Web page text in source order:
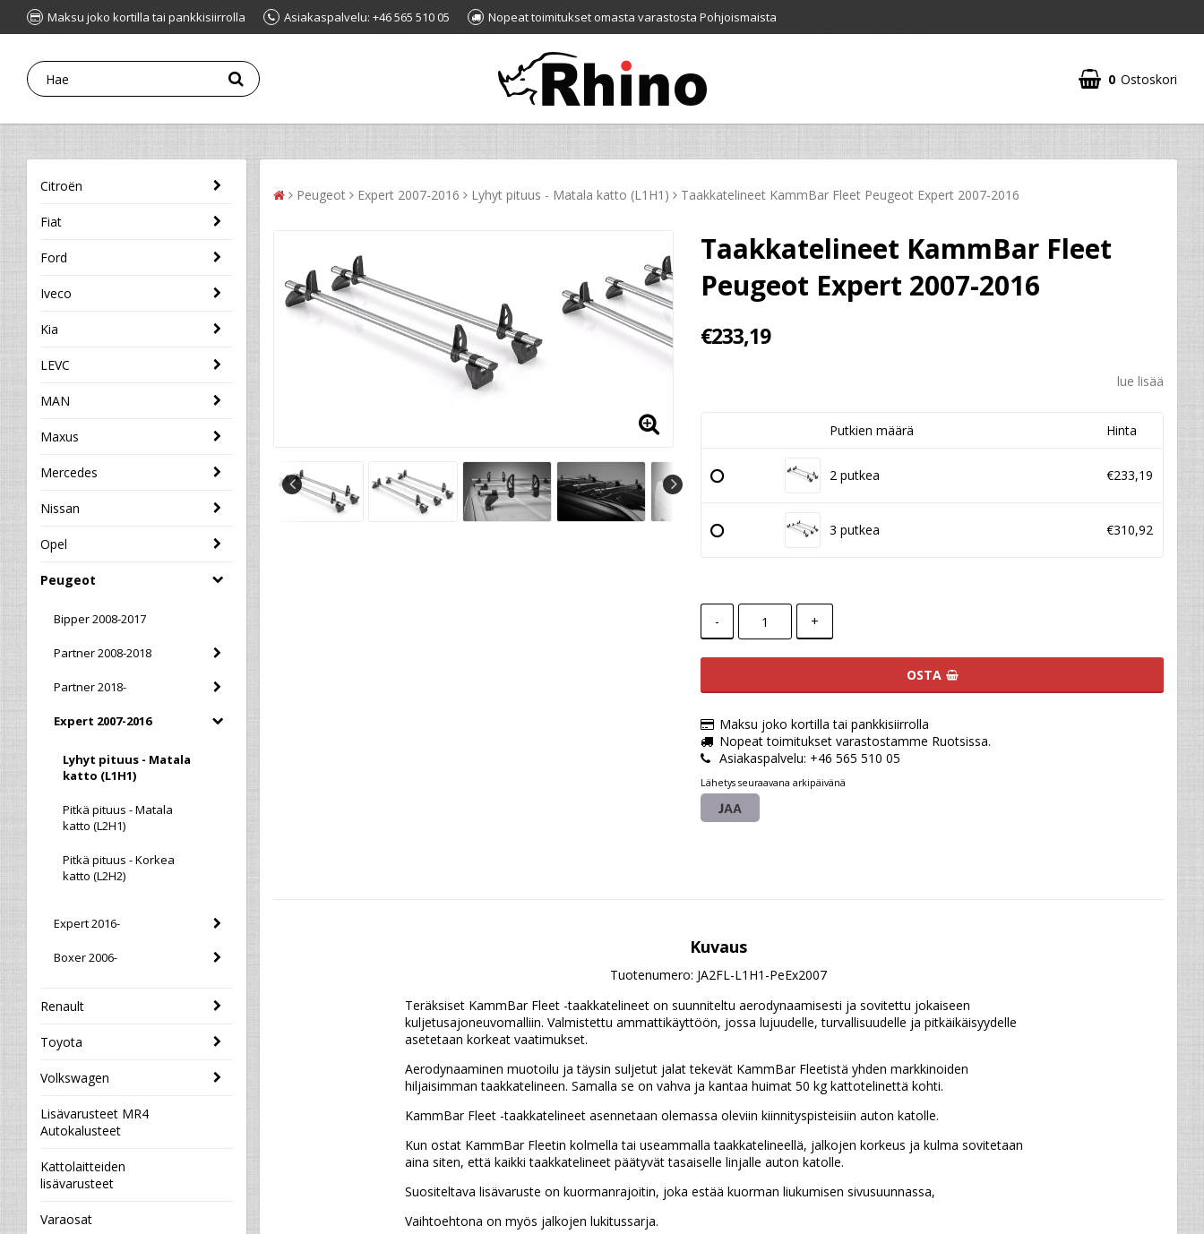
Maksu joko kortilla tai pankkisiirrolla Asiakaspalvelu: +46 565 510 05 Nopeat toimitukset omasta varastosta Pohjoismaista
0 Ostoskori
Citroën
Fiat
Ford
Iveco
Kia
LEVC
MAN
Maxus
Mercedes
Nissan
Opel
Peugeot
Bipper 2008-2017
Partner 2008-2018
Partner 2018-
Expert 2007-2016
Lyhyt pituus - Matala
katto (L1H1)
Pitkä pituus - Matala
katto (L2H1)
Pitkä pituus - Korkea
katto (L2H2)
Expert 2016-
Boxer 2006-
Renault
Toyota
Volkswagen
Lisävarusteet MR4
Autokalusteet
Kattolaitteiden
lisävarusteet
Varaosat
Peugeot Expert 2007-2016 Lyhyt pituus - Matala katto (L1H1) Taakkatelineet KammBar Fleet Peugeot Expert 2007-2016
Taakkatelineet KammBar Fleet
Peugeot Expert 2007-2016
€233,19
lue lisää
Putkien määrä Hinta
2 putkea €233,19
3 putkea €310,92
- +
OSTA
Maksu joko kortilla tai pankkisiirrolla
Nopeat toimitukset varastostamme Ruotsissa.
Asiakaspalvelu: +46 565 510 05
Lähetys seuraavana arkipäivänä
JAA
Kuvaus
Tuotenumero: JA2FL-L1H1-PeEx2007
Teräksiset KammBar Fleet -taakkatelineet on suunniteltu aerodynaamisesti ja sovitettu jokaiseen
kuljetusajoneuvomalliin. Valmistettu ammattikäyttöön, jossa lujuudelle, turvallisuudelle ja pitkäikäisyydelle
asetetaan korkeat vaatimukset.
Aerodynaaminen muotoilu ja täysin suljetut jalat tekevät KammBar Fleetistä yhden markkinoiden
hiljaisimman taakkatelineen. Samalla se on vahva ja kantaa huimat 50 kg kattotelinettä kohti.
KammBar Fleet -taakkatelineet asennetaan olemassa oleviin kiinnityspisteisiin auton katolle.
Kun ostat KammBar Fleetin kolmella tai useammalla taakkatelineellä, jalkojen korkeus ja kulma sovitetaan
aina siten, että kaikki taakkatelineet päätyvät tasaiselle linjalle auton katolle.
Suositeltava lisävaruste on kuormanrajoitin, joka estää kuorman liukumisen sivusuunnassa,
Vaihtoehtona on myös jalkojen lukitussarja.